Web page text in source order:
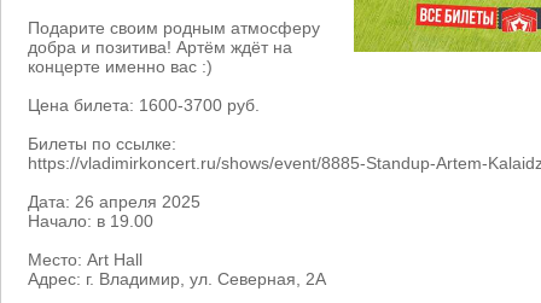
Подарите своим родным атмосферу
добра и позитива! Артём ждёт на
концерте именно вас :)
Цена билета: 1600-3700 руб.
Билеты по ссылке:
https://vladimirkoncert.ru/shows/event/8885-Standup-Artem-
Дата: 26 апреля 2025
Начало: в 19.00
Место: Art Hall
Адрес: г. Владимир, ул. Северная, 2А